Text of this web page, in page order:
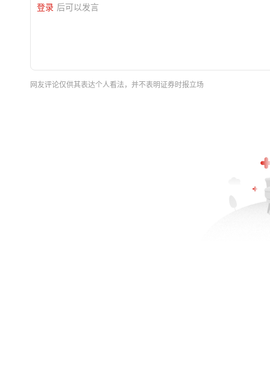
登录 后可以发言
网友评论仅供其表达个人看法，并不表明证券时报立场